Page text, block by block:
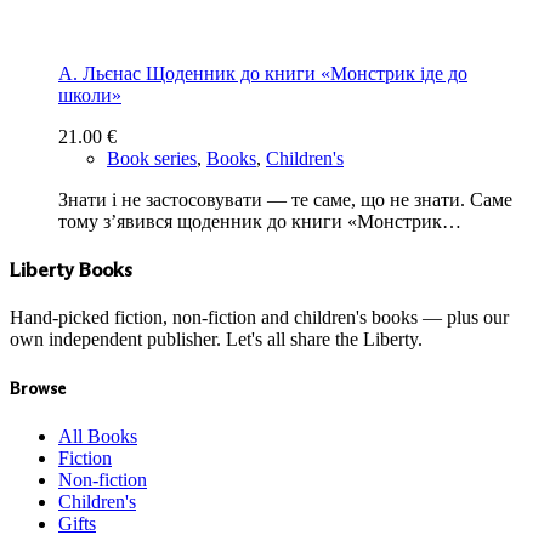
А. Льєнас Щоденник до книги «Монстрик іде до
школи»
21.00 €
Book series, Books, Children's
Знати і не застосовувати — те саме, що не знати. Саме
тому з’явився щоденник до книги «Монстрик…
Liberty Books
Hand-picked fiction, non-fiction and children's books — plus our
own independent publisher. Let's all share the Liberty.
Browse
All Books
Fiction
Non-fiction
Children's
Gifts